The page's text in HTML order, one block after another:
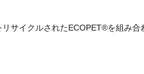
サイクルされたECOPET®を組み